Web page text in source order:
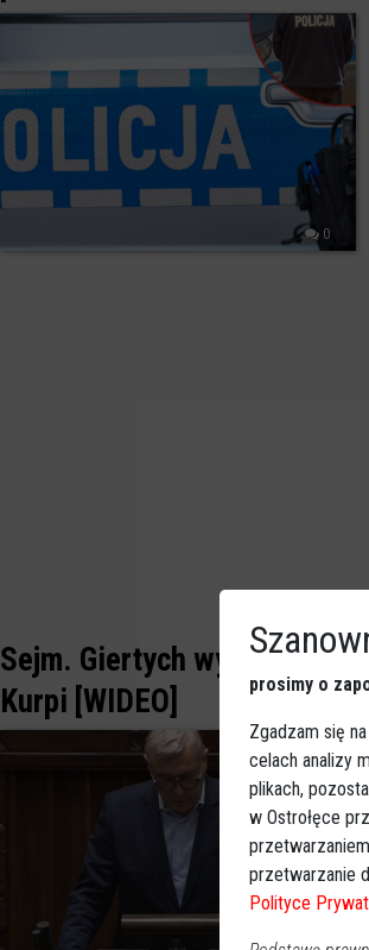
0
Sejm. Giertych wymienił
Kurpi [WIDEO]
prosimy o
Zgadzam się
celach analizy
plikach,
w Ostrołęce
przetwarzanie
Polityce